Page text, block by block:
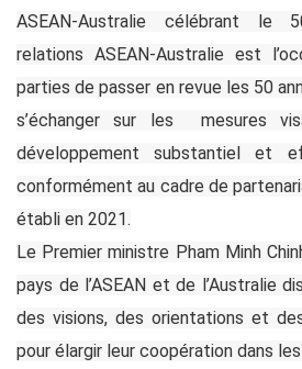
ASEAN-Australie célébrant le
relations ASEAN-Australie est
parties de passer en revue les 50
s’échanger sur les mesures
développement substantiel et
conformément au cadre de
établi en 2021.
Le Premier ministre Pham Minh
pays de l’ASEAN et de l’Australie
des visions, des orientations et
pour élargir leur coopération dans